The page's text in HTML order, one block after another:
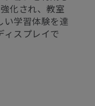
化され、教室
い学習体験を達
ィスプレイで